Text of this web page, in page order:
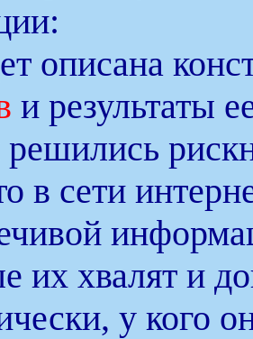
описана
и результаты
в сети
их хвалят и
у кого